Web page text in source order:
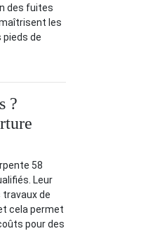
des fuites
les
pieds de
?
58
Leur
de
cela permet
pour des